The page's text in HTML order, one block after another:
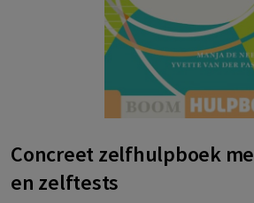
Concreet zelfhulpboek
en zelftests